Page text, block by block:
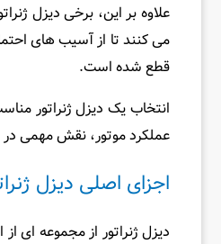
علاوه بر این، برخی دیزل
می‌ کنند تا از آسیب‌ های
قطع شده است.
انتخاب یک دیزل ژنراتور
عملکرد موتور، نقش مهمی در
اجزای اصلی دیزل
دیزل ژنراتور از مجموعه‌ ای